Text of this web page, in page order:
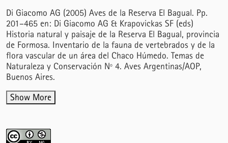
Di Giacomo AG (2005) Aves de la Reserva El Bagual. Pp.
201–465 en: Di Giacomo AG & Krapovickas SF (eds)
Historia natural y paisaje de la Reserva El Bagual, provincia
de Formosa. Inventario de la fauna de vertebrados y de la
flora vascular de un área del Chaco Húmedo. Temas de
Naturaleza y Conservación Nº 4. Aves Argentinas/AOP,
Buenos Aires.
Show More